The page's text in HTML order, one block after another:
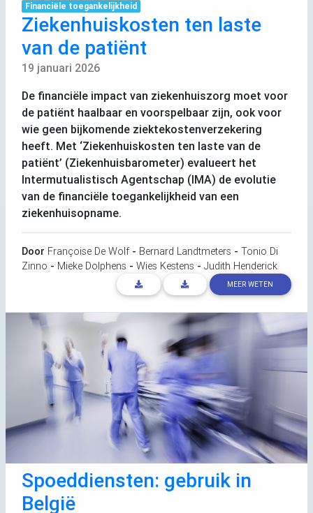
Financiële toegankelijkheid
Ziekenhuiskosten ten laste
van de patiënt
19 januari 2026
De financiële impact van ziekenhuiszorg moet voor
de patiënt haalbaar en voorspelbaar zijn, ook voor
wie geen bijkomende ziektekostenverzekering
heeft. Met ‘Ziekenhuiskosten ten laste van de
patiënt’ (Ziekenhuisbarometer) evalueert het
Intermutualistisch Agentschap (IMA) de evolutie
van de financiële toegankelijkheid van een
ziekenhuisopname.
Door Françoise De Wolf- Bernard Landtmeters - Tonio Di
Zinno - Mieke Dolphens - Wies Kestens - Judith Henderick
MEER WETEN
Spoeddiensten: gebruik in
België